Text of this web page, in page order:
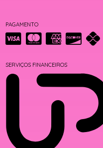
PAGAMENTO
SERVIÇOS FINANCEIROS